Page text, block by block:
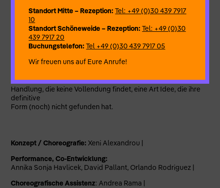
den Menschen finden möchten.
Innovation besteht in der Neuanordnung von Informationen,
unserem Kopf, Körper und Bewusstsein bereits vorhanden
sind. Ihre
Quelle liegt innen, nicht außen.
Idee. Es ist eine
Handlung, die keine Vollendung findet, eine Art Idee, die ihre
definitive
Form (noch) nicht gefunden hat.
Konzept / Choreografie: Xeni Alexandrou |
Performance, Co-Entwicklung:
Annika Sonja Havlicek, David Pallant, Orlando Rodriguez |
Choreografische Assistenz: Andrea Rama |
Standort Mitte – Rezeption:Tel: +49 (0)30 439 7917
10
Standort Schöneweide – Rezeption:Tel: +49 (0)30
439 7917 20
Buchungstelefon:Tel +49 (0)30 439 7917 05
Wir freuen uns auf Eure Anrufe!